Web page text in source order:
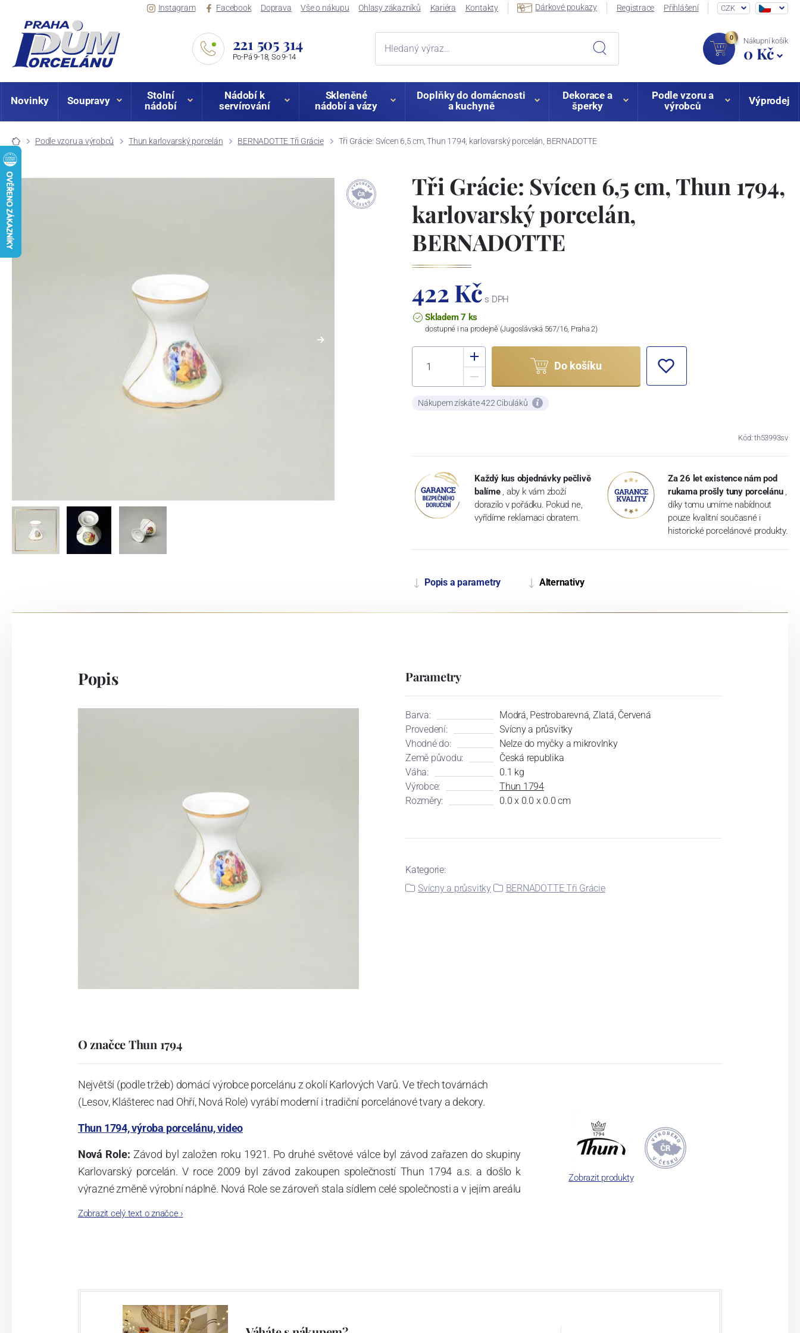
Instagram Facebook Doprava Vše o nákupu Ohlasy zákazníků Kariéra Kontakty Dárkové poukazy Registrace Přihlášení CZK
221 505 314
Po-Pá 9-18, So 9-14
0 Nákupní košík
0 Kč
Novinky Soupravy
Stolní
nádobí
Nádobí k
servírování
Skleněné
nádobí a vázy
Doplňky do domácnosti
a kuchyně
Dekorace a
šperky
Podle vzoru a
výrobců
Výprodej
Podle vzoru a výrobců Thun karlovarský porcelán BERNADOTTE Tři Grácie Tři Grácie: Svícen 6,5 cm, Thun 1794, karlovarský porcelán, BERNADOTTE
Tři Grácie: Svícen 6,5 cm, Thun 1794,
karlovarský porcelán,
BERNADOTTE
422 Kč s DPH
Skladem 7 ks
dostupné i na prodejně (Jugoslávská 567/16, Praha 2)
Do košíku
Nákupem získáte 422 Cibuláků
Kód: th53993sv
Každý kus objednávky pečlivě
balíme , aby k vám zboží
dorazilo v pořádku. Pokud ne,
vyřídíme reklamaci obratem.
Za 26 let existence nám pod
rukama prošly tuny porcelánu ,
díky tomu umíme nabídnout
pouze kvalitní současné i
historické porcelánové produkty.
Popis a parametry Alternativy
Popis Parametry
Barva:
Modrá, Pestrobarevná, Zlatá, Červená
Provedení:
Svícny a průsvitky
Vhodné do:
Nelze do myčky a mikrovlnky
Země původu:
Česká republika
Váha:
0.1 kg
Výrobce:
Thun 1794
Rozměry:
0.0 x 0.0 x 0.0 cm
Kategorie:
Svícny a průsvitky
BERNADOTTE Tři Grácie
O značce Thun 1794
Největší (podle tržeb) domácí výrobce porcelánu z okolí Karlových Varů. Ve třech továrnách
(Lesov, Klášterec nad Ohří, Nová Role) vyrábí moderní i tradiční porcelánové tvary a dekory.
Thun 1794, výroba porcelánu, video
Nová Role: Závod byl založen roku 1921. Po druhé světové válce byl závod zařazen do skupiny
Karlovarský porcelán. V roce 2009 byl závod zakoupen společností Thun 1794 a.s. a došlo k
výrazné změně výrobní náplně. Nová Role se zároveň stala sídlem celé společnosti a v jejím areálu
Zobrazit celý text o značce›
Zobrazit produkty